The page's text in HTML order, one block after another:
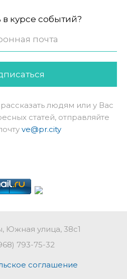
в курсе событий?
людям или у Вас
статей, отправляйте
ve@pr.city
Южная улица, 38с1
793-75-32
соглашение